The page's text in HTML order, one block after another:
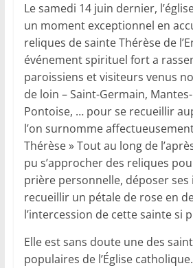
Le samedi 14 juin dernier,
un moment exceptionnel en
reliques de sainte Thérèse de
événement spirituel fort a
paroissiens et visiteurs venus
de loin – Saint-Germain,
Pontoise, … pour se recueillir
l’on surnomme
Thérèse » Tout au long de
pu s’approcher des reliques
prière personnelle, déposer
recueillir un pétale de rose en
l’intercession de cette sainte si
Elle est sans doute une des
populaires de l’Église